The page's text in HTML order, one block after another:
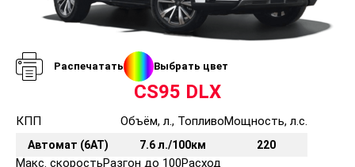
Распечатать Выбрать цвет
CS95 DLX
КПП
Автомат (6AT)
Объём, л., Топливо
7.6 л./100км
Мощность, л.с.
220
Макс. скоростьРазгон до 100Расход